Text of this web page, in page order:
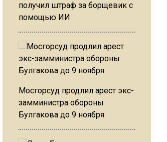
получил штраф за борщевик с
помощью ИИ
Мосгорсуд продлил арест экс-
замминистра обороны
Булгакова до 9 ноября